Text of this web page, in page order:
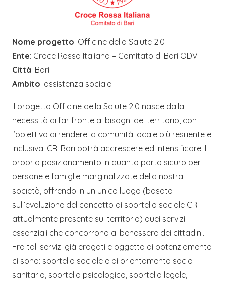
Nome progetto: Officine della Salute 2.0
Ente: Croce Rossa Italiana – Comitato di Bari ODV
Città: Bari
Ambito: assistenza sociale
Il progetto Officine della Salute 2.0 nasce dalla
necessità di far fronte ai bisogni del territorio, con
l’obiettivo di rendere la comunità locale più resiliente e
inclusiva. CRI Bari potrà accrescere ed intensificare il
proprio posizionamento in quanto porto sicuro per
persone e famiglie marginalizzate della nostra
società, offrendo in un unico luogo (basato
sull’evoluzione del concetto di sportello sociale CRI
attualmente presente sul territorio) quei servizi
essenziali che concorrono al benessere dei cittadini.
Fra tali servizi già erogati e oggetto di potenziamento
ci sono: sportello sociale e di orientamento socio-
sanitario, sportello psicologico, sportello legale,